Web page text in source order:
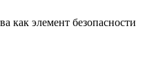
как элемент безопасности